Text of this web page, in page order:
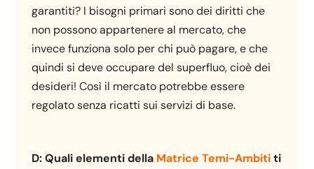
garantiti? I bisogni primari sono dei diritti che
non possono appartenere al mercato, che
invece funziona solo per chi può pagare, e che
quindi si deve occupare del superfluo, cioè dei
desideri! Così il mercato potrebbe essere
regolato senza ricatti sui servizi di base.
D: Quali elementi della Matrice Temi-Ambititi